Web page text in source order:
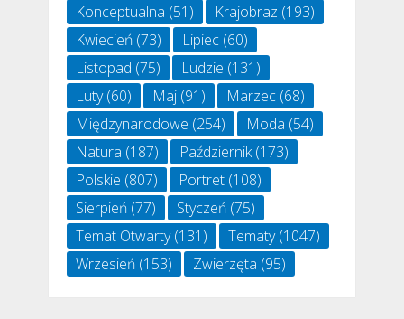
Konceptualna (51) Krajobraz (193)
Kwiecień(73) Lipiec(60)
Listopad (75) Ludzie (131)
Luty(60) Maj(91) Marzec(68)
Międzynarodowe (254) Moda (54)
Natura (187) Październik(173)
Polskie (807) Portret(108)
Sierpień(77) Styczeń(75)
Temat Otwarty(131) Tematy(1047)
Wrzesień(153) Zwierzęta (95)